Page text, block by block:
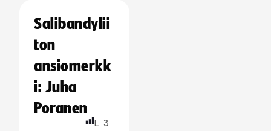
Salibandylii
ton
ansiomerkk
i: Juha
Poranen
L 3